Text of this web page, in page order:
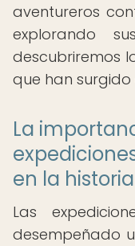
aventureros
explorando
descubriremos
que han surgido
La
en la historia
Las
desempeñado